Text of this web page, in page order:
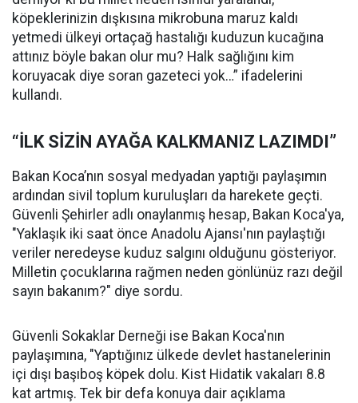
köpeklerinizin dışkısına mikrobuna maruz kaldı
yetmedi ülkeyi ortaçağ hastalığı kuduzun kucağına
attınız böyle bakan olur mu? Halk sağlığını kim
koruyacak diye soran gazeteci yok…” ifadelerini
kullandı.
“İLK SİZİN AYAĞA KALKMANIZ LAZIMDI”
Bakan Koca’nın sosyal medyadan yaptığı paylaşımın
ardından sivil toplum kuruluşları da harekete geçti.
Güvenli Şehirler adlı onaylanmış hesap, Bakan Koca'ya,
"Yaklaşık iki saat önce Anadolu Ajansı'nın paylaştığı
veriler neredeyse kuduz salgını olduğunu gösteriyor.
Milletin çocuklarına rağmen neden gönlünüz razı değil
sayın bakanım?" diye sordu.
Güvenli Sokaklar Derneği ise Bakan Koca'nın
paylaşımına, "Yaptığınız ülkede devlet hastanelerinin
içi dışı başıboş köpek dolu. Kist Hidatik vakaları 8.8
kat artmış. Tek bir defa konuya dair açıklama